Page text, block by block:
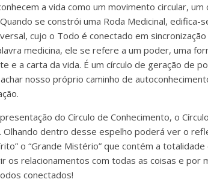
a vida como um movimento circular,
se constrói uma Roda Medicinal,
cujo o Todo é conectado em
medicina, ele se refere a um poder, uma
e a carta da vida. É um círculo de geração de
nosso próprio caminho de
do Círculo de Conhecimento, o
Olhando dentro desse espelho poderá ver o
o “Grande Mistério” que contém a
os relacionamentos com todas as coisas e por
conectados!